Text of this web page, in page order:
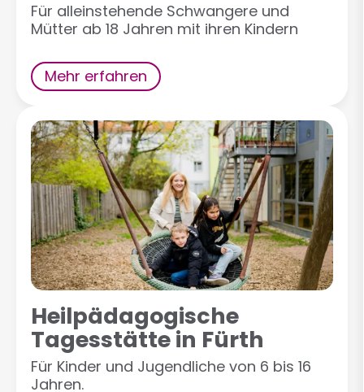
Für alleinstehende Schwangere und
Mütter ab 18 Jahren mit ihren Kindern
Mehr erfahren
Heilpädagogische
Tagesstätte in Fürth
Für Kinder und Jugendliche von 6 bis 16
Jahren.